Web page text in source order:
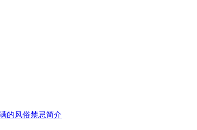
的风俗禁忌简介